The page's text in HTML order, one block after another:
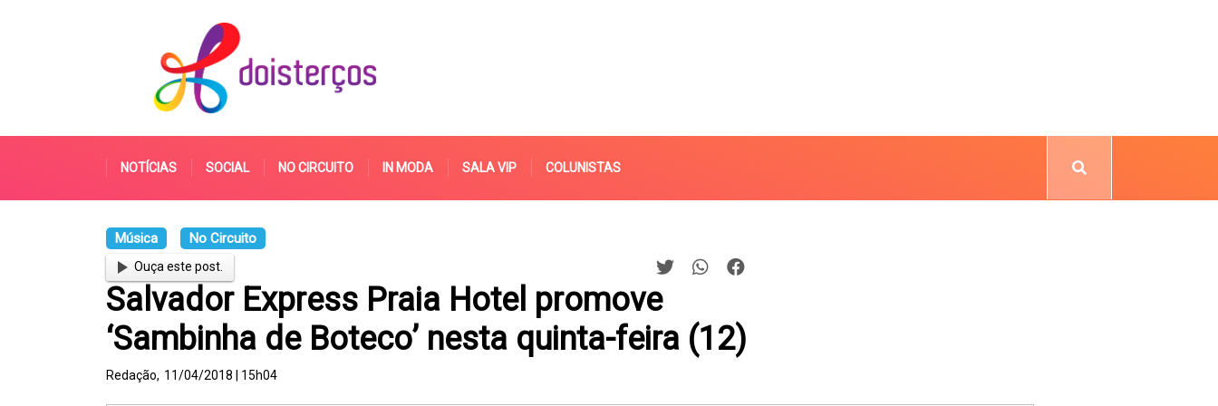
NOTÍCIAS SOCIAL NO CIRCUITO IN MODA SALA VIP COLUNISTAS
Música No Circuito
Ouça este post.
Salvador Express Praia Hotel promove
‘Sambinha de Boteco’ nesta quinta-feira (12)
Redação, 11/04/2018 | 15h04